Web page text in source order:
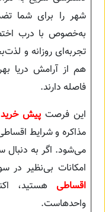
شهر را برای شما
به‌خصوص با درب
تجربه‌ای روزانه و
هم از آرامش دریا
فاصله دارند.
این فرصت پیش
مذاکره و شرایط
می‌شود. اگر به دنبال
امکانات بی‌نظیر در
اقساطی هستید،
واحدهاست.